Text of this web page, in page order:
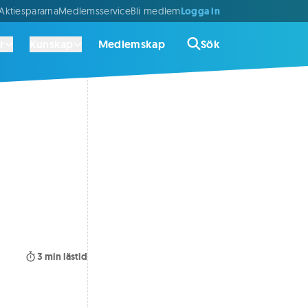
MedlemsserviceBli medlemLogga in
Medlemskap Sök
3 min lästid